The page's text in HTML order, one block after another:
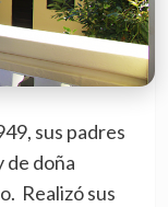
sus padres
de doña
Realizó sus